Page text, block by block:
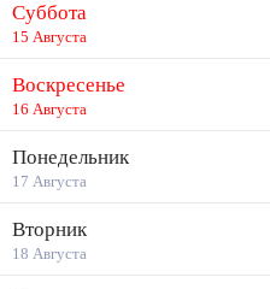
Суббота
15 Августа
Воскресенье
16 Августа
Понедельник
17 Августа
Вторник
18 Августа